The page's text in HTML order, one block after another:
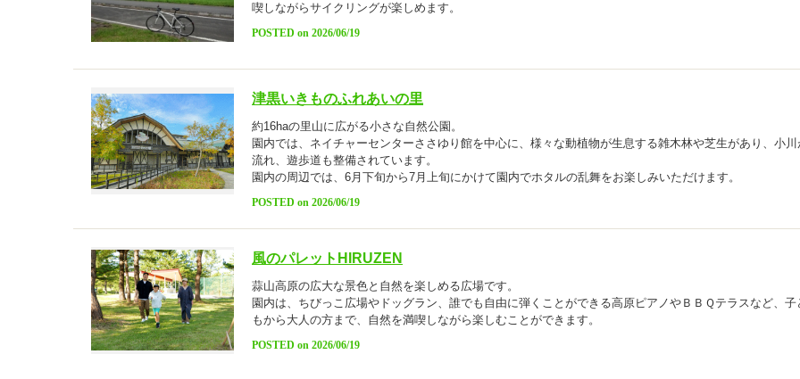
喫しながらサイクリングが楽しめます。
POSTED on 2026/06/19
津黒いきものふれあいの里
約16haの里山に広がる小さな自然公園。
園内では、ネイチャーセンターささゆり館を中心に、様々な動植物が生息する雑木林や芝生があり、小川
流れ、遊歩道も整備されています。
園内の周辺では、6月下旬から7月上旬にかけて園内でホタルの乱舞をお楽しみいただけます。
POSTED on 2026/06/19
風のパレットHIRUZEN
蒜山高原の広大な景色と自然を楽しめる広場です。
園内は、ちびっこ広場やドッグラン、誰でも自由に弾くことができる高原ピアノやＢＢＱテラスなど、子
もから大人の方まで、自然を満喫しながら楽しむことができます。
POSTED on 2026/06/19